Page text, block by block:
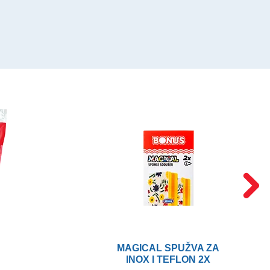
MAGICAL SPUŽVA ZA
INOX I TEFLON 2X